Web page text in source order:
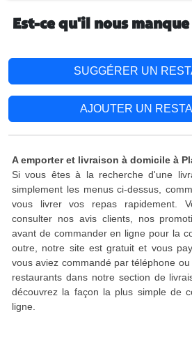
Est-ce qu'il nous
SUGGÉRER UN
AJOUTER UN
A emporter et livraison à domicile à
Si vous êtes à la recherche d'une
simplement les menus ci-dessus,
vous livrer vos repas rapidement.
consulter nos avis clients, nos
avant de commander en ligne pour la
outre, notre site est gratuit et vous
vous aviez commandé par téléphone
restaurants dans notre section de
découvrez la façon la plus simple de
ligne.